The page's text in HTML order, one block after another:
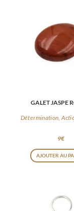
GALET JASPE
Détermination,
9€
AJOUTER AU